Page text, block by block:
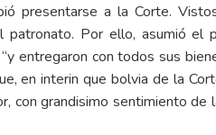
presentarse a la Corte.
Por ello, asumió el
entregaron con todos sus
en interin que bolvia de la
con grandisimo sentimiento de